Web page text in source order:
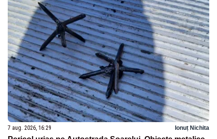
7 aug. 2026, 16:29 Ionuț Nichita